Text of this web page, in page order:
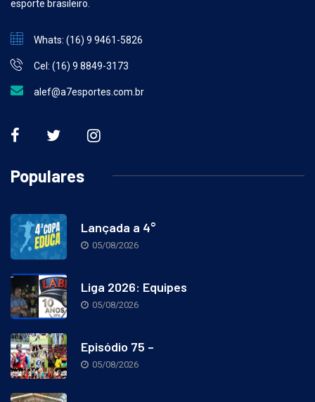
esporte brasileiro.
Whats: (16) 9 9461-5826
Cel: (16) 9 8849-3173
alef@a7esportes.com.br
Populares
Lançada a 4°
05/08/2026
Liga 2026: Equipes
05/08/2026
Episódio 75 –
05/08/2026